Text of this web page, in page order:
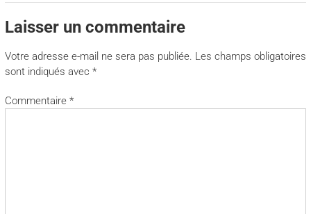
Laisser un commentaire
Votre adresse e-mail ne sera pas publiée. Les champs obligatoires
sont indiqués avec *
Commentaire *